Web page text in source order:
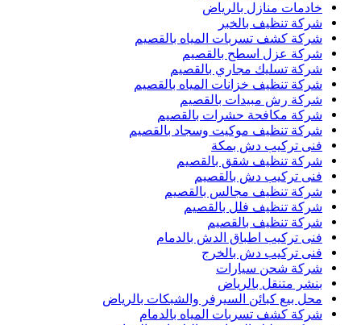
خادمات منازل بالرياض
شركة تنظيف بالخبر
شركة كشف تسربات المياه بالقصيم
شركة عزل اسطح بالقصيم
شركة تسليك مجاري بالقصيم
شركة تنظيف خزانات المياه بالقصيم
شركة رش مبيدات بالقصيم
شركة مكافحة حشرات بالقصيم
شركة تنظيف موكيت وسجاد بالقصيم
فنى تركيب دش بمكة
شركة تنظيف شقق بالقصيم
فنى تركيب دش بالقصيم
شركة تنظيف مجالس بالقصيم
شركة تنظيف فلل بالقصيم
شركة تنظيف بالقصيم
فنى تركيب اطباق الدش بالدمام
فنى تركيب دش بالخرج
شركة شحن سيارات
بنشر متنقل بالرياض
محل بيع كبائن السيرفر والشبكات بالرياض
شركة كشف تسربات المياه بالدمام